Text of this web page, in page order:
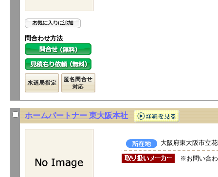
問合わせ方法
ホームパートナー 東大阪本社
大阪府東大阪市立
※お問い合